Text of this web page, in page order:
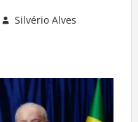
Silvério Alves